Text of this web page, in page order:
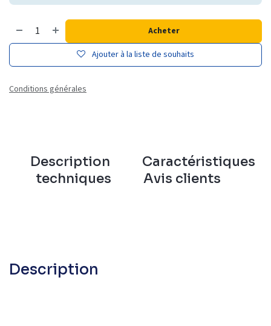
Acheter
Ajouter à la liste de souhaits
Conditions générales
Description
Caractéristiques
techniques
Avis clients
Description